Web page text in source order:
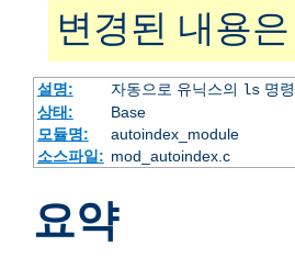
변경된 내용
설명: 자동으로 유닉스의 ls명령
상태:
Base
모듈명:
autoindex_module
소스파일: mod_autoindex.c
요약